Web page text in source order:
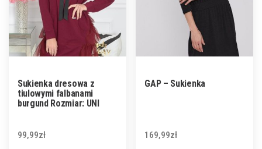
Sukienka dresowa z
tiulowymi falbanami
burgund Rozmiar: UNI
99,99zł
GAP – Sukienka
169,99zł